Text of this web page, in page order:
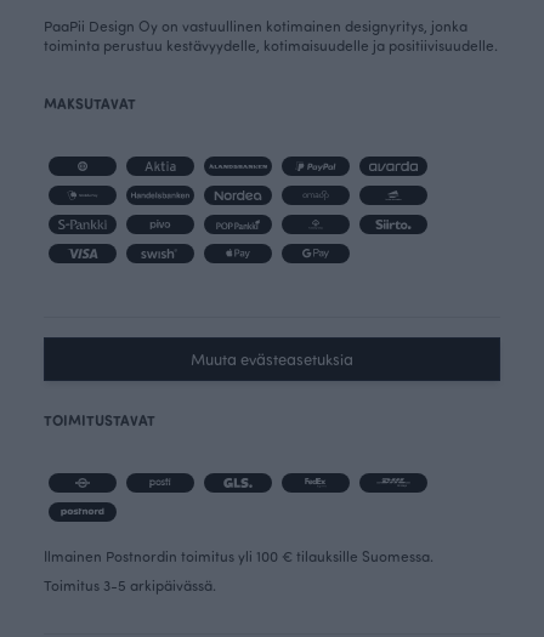
PaaPii Design Oy on vastuullinen kotimainen designyritys, jonka
toiminta perustuu kestävyydelle, kotimaisuudelle ja positiivisuudelle.
MAKSUTAVAT
Muuta evästeasetuksia
TOIMITUSTAVAT
Ilmainen Postnordin toimitus yli 100 € tilauksille Suomessa.
Toimitus 3-5 arkipäivässä.